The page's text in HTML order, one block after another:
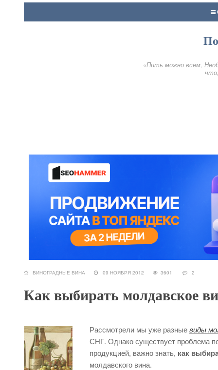
«Пить можно всем,
ВИНОГРАДНЫЕ ВИНА 09 НОЯБРЯ 2012 3601 2
Как выбирать молдавское
Рассмотрели мы уже разныевиды
СНГ. Однако существует проблема
продукцией, важно знать, как
молдавского вина.